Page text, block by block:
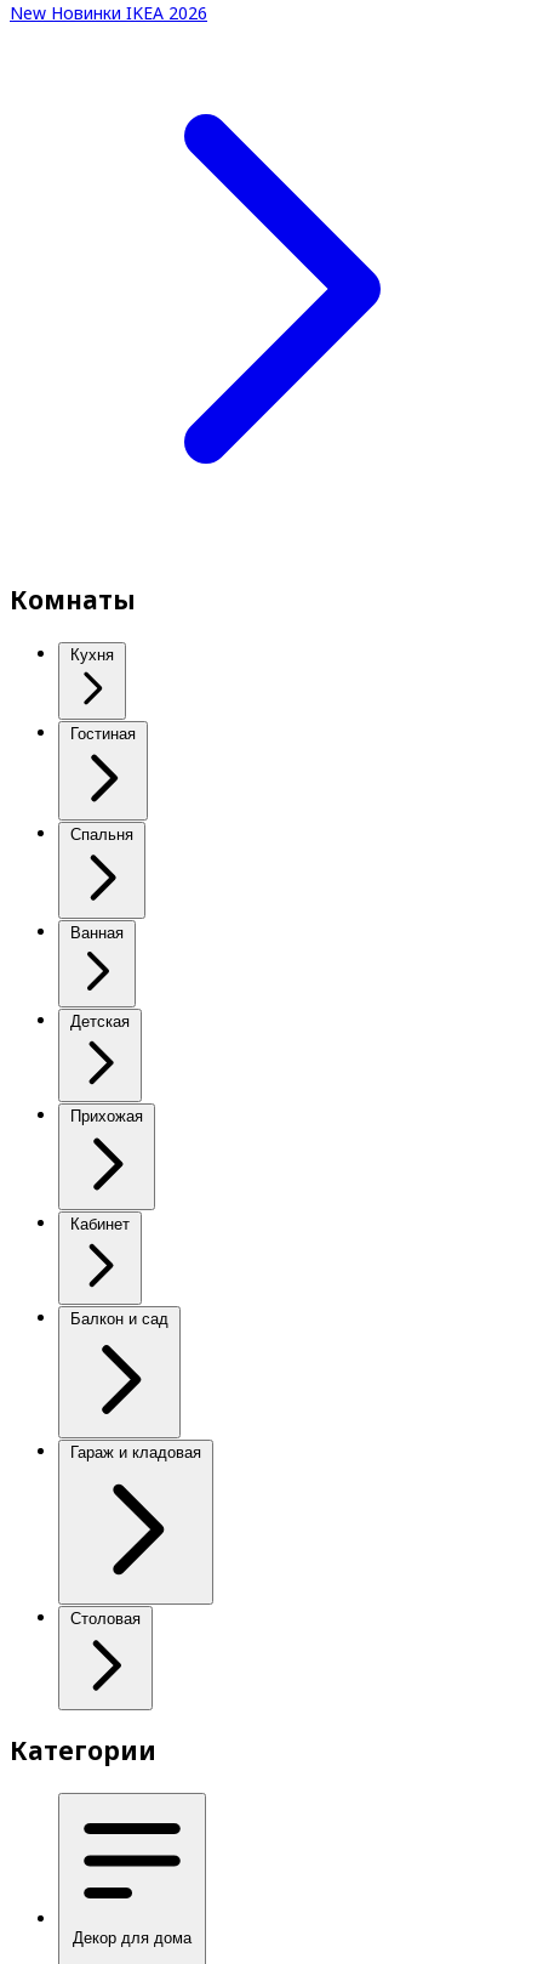
New Новинки IKEA 2026
Комнаты
Кухня
Гостиная
Спальня
Ванная
Детская
Прихожая
Кабинет
Балкон и сад
Гараж и кладовая
Столовая
Категории
Декор для дома